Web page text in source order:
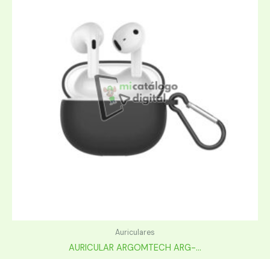
Auriculares
AURICULAR ARGOMTECH ARG-...